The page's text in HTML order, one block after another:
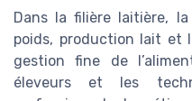
Dans la filière laitière,
poids, production lait et
gestion fine de
éleveurs et les